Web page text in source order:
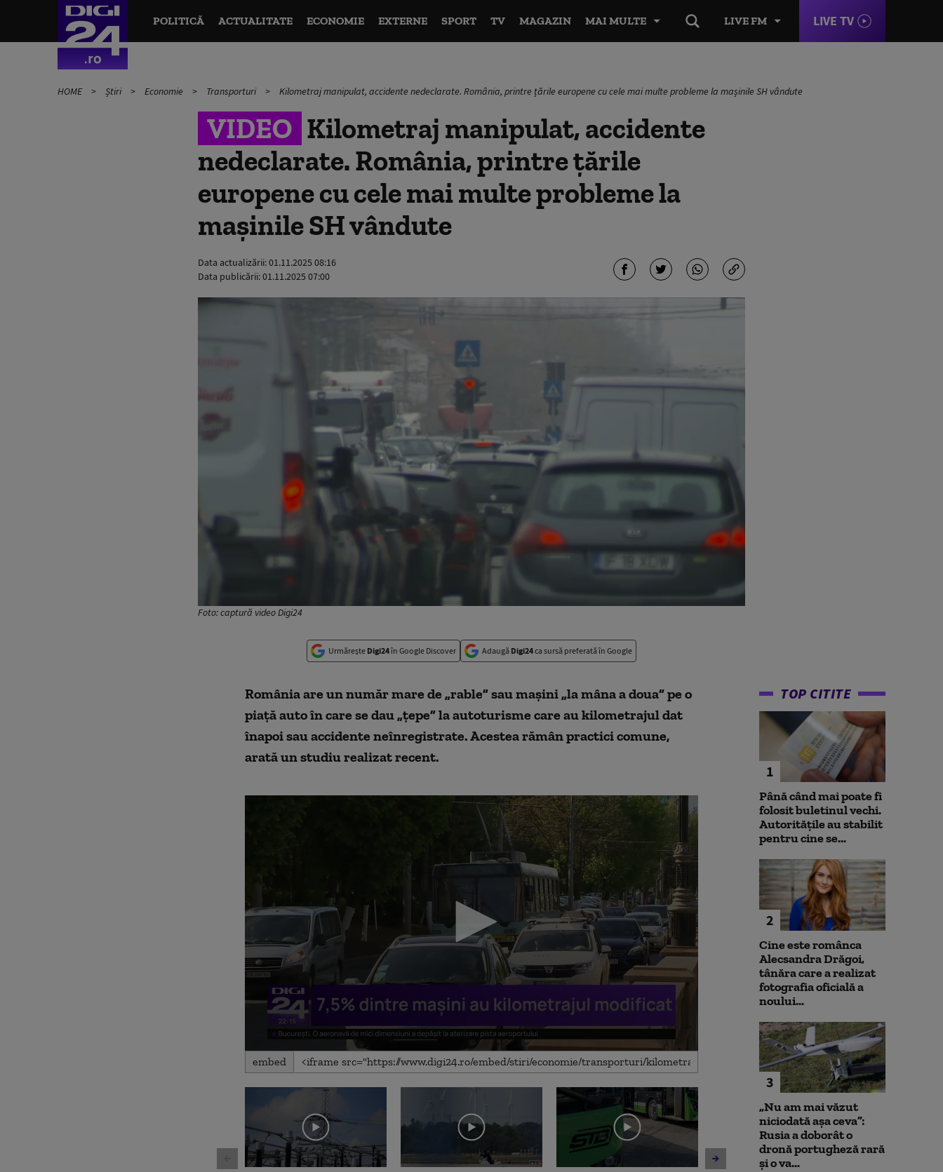
LIVE FM LIVE TV
POLITICĂ ACTUALITATE ECONOMIE EXTERNE SPORT TV MAGAZIN MAI MULTE
HOME Știri Economie Transporturi Kilometraj manipulat, accidente nedeclarate. România, printre țările europene cu cele mai multe probleme la mașinile SH vândute
VIDEO Kilometraj manipulat, accidente
nedeclarate. România, printre țările
europene cu cele mai multe probleme la
mașinile SH vândute
Data actualizării:01.11.2025 08:16
Data publicării:01.11.2025 07:00
Foto: captură video Digi24
Urmărește Digi24în Google Discover Adaugă Digi24ca sursă preferată în Google
România are un număr mare de „rable” sau mașini „la mâna a doua” pe o
piață auto în care se dau „țepe” la autoturisme care au kilometrajul dat
înapoi sau accidente neînregistrate. Acestea rămân practici comune,
arată un studiu realizat recent.
0
seconds
2
minutes,
Volume
90%
embed
TOP CITITE
1
Până când mai poate fi
folosit buletinul vechi.
Autoritățile au stabilit
pentru cine se...
2
Cine este românca
Alecsandra Drăgoi,
tânăra care a realizat
fotografia oficială a
noului...
3
„Nu am mai văzut
niciodată așa ceva”:
Rusia a doborât o
dronă portugheză rară
și o va...